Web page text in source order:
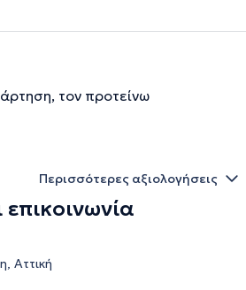
τον προτείνω
Περισσότερες αξιολογήσεις
Αττική